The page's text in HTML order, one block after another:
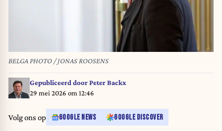
BELGA PHOTO / JONAS ROOSENS
Gepubliceerd doorPeter Backx
29 mei 2026 om 12:46
Volg ons op GOOGLE NEWS GOOGLE DISCOVER